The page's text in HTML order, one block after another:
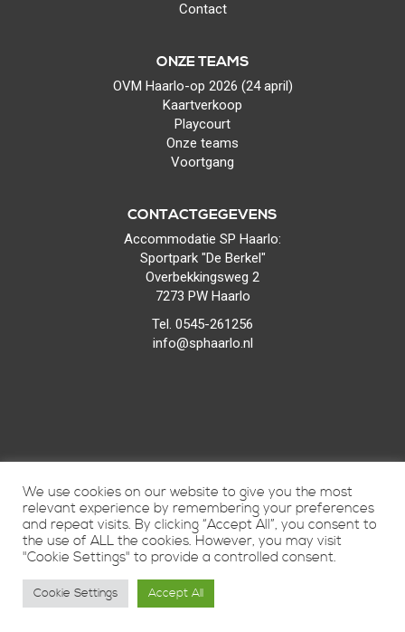
Contact
ONZE TEAMS
OVM Haarlo-op 2026 (24 april)
Kaartverkoop
Playcourt
Onze teams
Voortgang
CONTACTGEGEVENS
Accommodatie SP Haarlo:
Sportpark "De Berkel"
Overbekkingsweg 2
7273 PW Haarlo
Tel. 0545-261256
info@sphaarlo.nl
We use cookies on our website to give you the most
relevant experience by remembering your preferences
and repeat visits. By clicking “Accept All”, you consent to
the use of ALL the cookies. However, you may visit
"Cookie Settings" to provide a controlled consent.
Cookie Settings Accept All